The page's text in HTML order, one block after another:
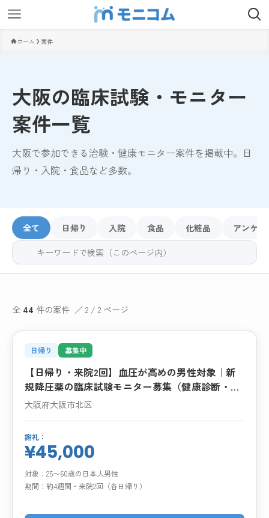
ホーム 案件
大阪の臨床試験・モニター
案件一覧
大阪で参加できる治験・健康モニター案件を掲載中。日
帰り・入院・食品など多数。
全て 日帰り 入院 食品 化粧品 アンケー
全 44 件の案件 ／ 2 / 2 ページ
日帰り 募集中
【日帰り・来院2回】血圧が高めの男性対象｜新
規降圧薬の臨床試験モニター募集（健康診断・交
通費支給あり）
大阪府大阪市北区
謝礼：
¥45,000
対象：25〜60歳の日本人男性
期間：約4週間・来院2回（各日帰り）